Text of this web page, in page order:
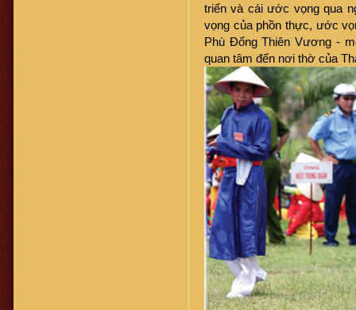
triển và cái ước vọng qua
vọng của phồn thực, ước
Phù Đổng Thiên Vương -
quan tâm đến nơi thờ của